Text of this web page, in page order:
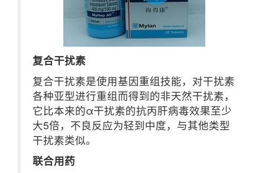
复合干扰素
复合干扰素是使用基因重组技能，对干扰素
各种亚型进行重组而得到的非天然干扰素，
它比本来的α干扰素的抗丙肝病毒效果至少
大5倍，不良反应为轻到中度，与其他类型
干扰素类似。
联合用药